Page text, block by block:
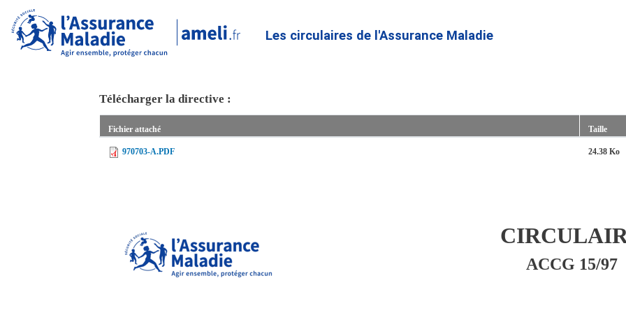
au
contenu
Les circulaires de l'Assurance Maladie
Télécharger la directive :
Fichier attaché Taille
970703-A.PDF 24.38 Ko
ACCG 15/97